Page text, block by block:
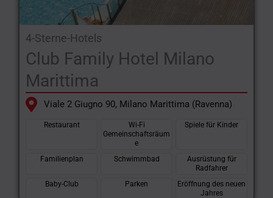
4-Sterne-Hotels
Club Family Hotel Milano
Marittima
Viale 2 Giugno 90, Milano Marittima (Ravenna)
Restaurant
Wi-Fi
Gemeinschaftsräum
e
Spiele für Kinder
Familienplan Schwimmbad
Ausrüstung für
Radfahrer
Baby-Club
Parken
Eröffnung des neuen
Jahres